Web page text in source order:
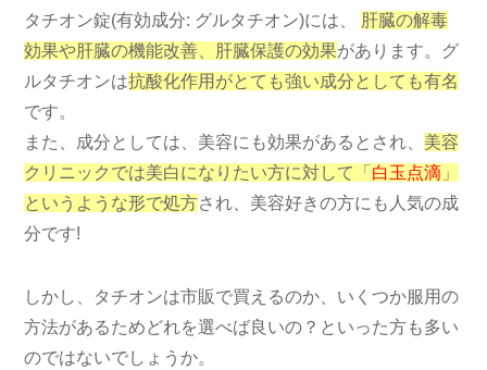
タチオン錠(有効成分: グルタチオン)には、
肝臓の解毒
効果や肝臓の機能改善、肝臓保護の効果があります。グ
ルタチオンは抗酸化作用がとても強い成分としても有名
です。
また、成分としては、美容にも効果があるとされ、 美容
クリニックでは美白になりたい方に対して「 白玉点滴 」
というような形で処方され、美容好きの方にも人気の成
分です!
しかし、タチオンは市販で買えるのか、いくつか服用の
方法があるためどれを選べば良いの？といった方も多い
のではないでしょうか。